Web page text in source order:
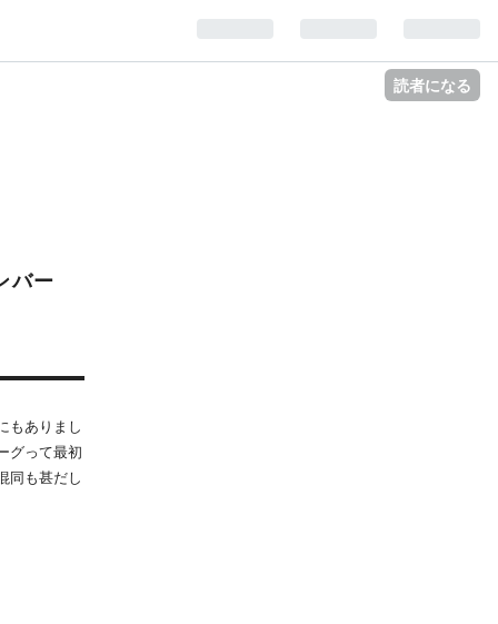
読者になる
バー
もありまし
グって最初
同も甚だし